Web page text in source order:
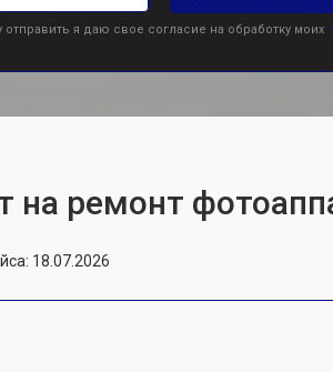
отправить я даю свое согласие на обработку моих
на ремонт
18.07.2026